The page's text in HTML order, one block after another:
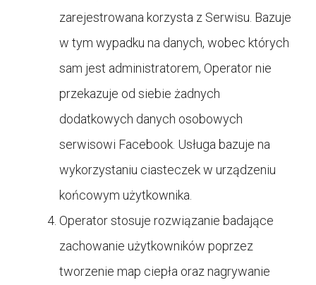
zarejestrowana korzysta z Serwisu. Bazuje
w tym wypadku na danych, wobec których
sam jest administratorem, Operator nie
przekazuje od siebie żadnych
dodatkowych danych osobowych
serwisowi Facebook. Usługa bazuje na
wykorzystaniu ciasteczek w urządzeniu
końcowym użytkownika.
Operator stosuje rozwiązanie badające
zachowanie użytkowników poprzez
tworzenie map ciepła oraz nagrywanie